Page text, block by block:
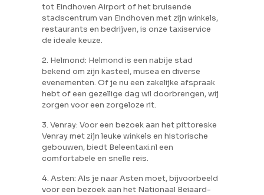
tot Eindhoven Airport of het bruisende
stadscentrum van Eindhoven met zijn winkels,
restaurants en bedrijven, is onze taxiservice
de ideale keuze.
2. Helmond: Helmond is een nabije stad
bekend om zijn kasteel, musea en diverse
evenementen. Of je nu een zakelijke afspraak
hebt of een gezellige dag wil doorbrengen, wij
zorgen voor een zorgeloze rit.
3. Venray: Voor een bezoek aan het pittoreske
Venray met zijn leuke winkels en historische
gebouwen, biedt Beleentaxi.nl een
comfortabele en snelle reis.
4. Asten: Als je naar Asten moet, bijvoorbeeld
voor een bezoek aan het Nationaal Beiaard-